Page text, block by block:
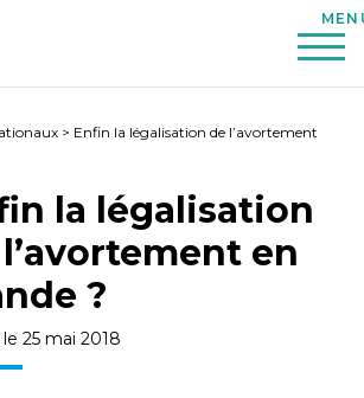
> Enfin la légalisation de l’avortement
la légalisation
en
?
25 mai 2018